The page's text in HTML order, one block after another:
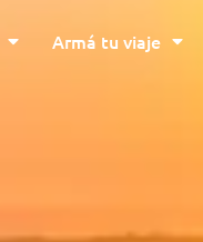
Armá tu viaje